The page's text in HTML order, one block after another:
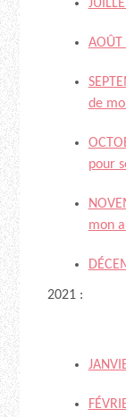
de
pour
mon
2021 :